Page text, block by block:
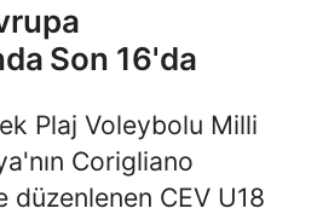
Son 16'da
Plaj Voleybolu Milli
Corigliano
düzenlenen CEV U18